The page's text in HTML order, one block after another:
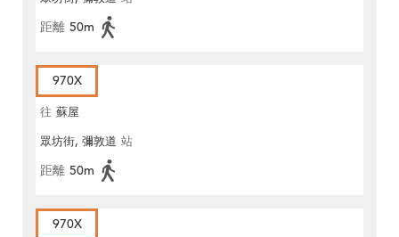
距離 50m
970X
往 蘇屋
眾坊街, 彌敦道 站
距離 50m
970X